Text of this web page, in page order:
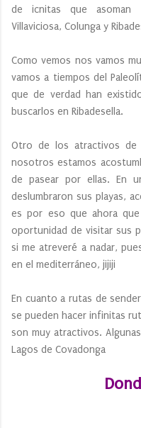
de icnitas que asoman
Villaviciosa, Colunga y
Como vemos nos vamos
vamos a tiempos del
que de verdad han
buscarlos en Ribadesella.
Otro de los atractivos de
nosotros estamos
de pasear por ellas. En
deslumbraron sus playas,
es por eso que ahora
oportunidad de visitar sus
si me atreveré a nadar,
en el mediterráneo, jijiji
En cuanto a rutas de
se pueden hacer infinitas
son muy atractivos.
Lagos de Covadonga